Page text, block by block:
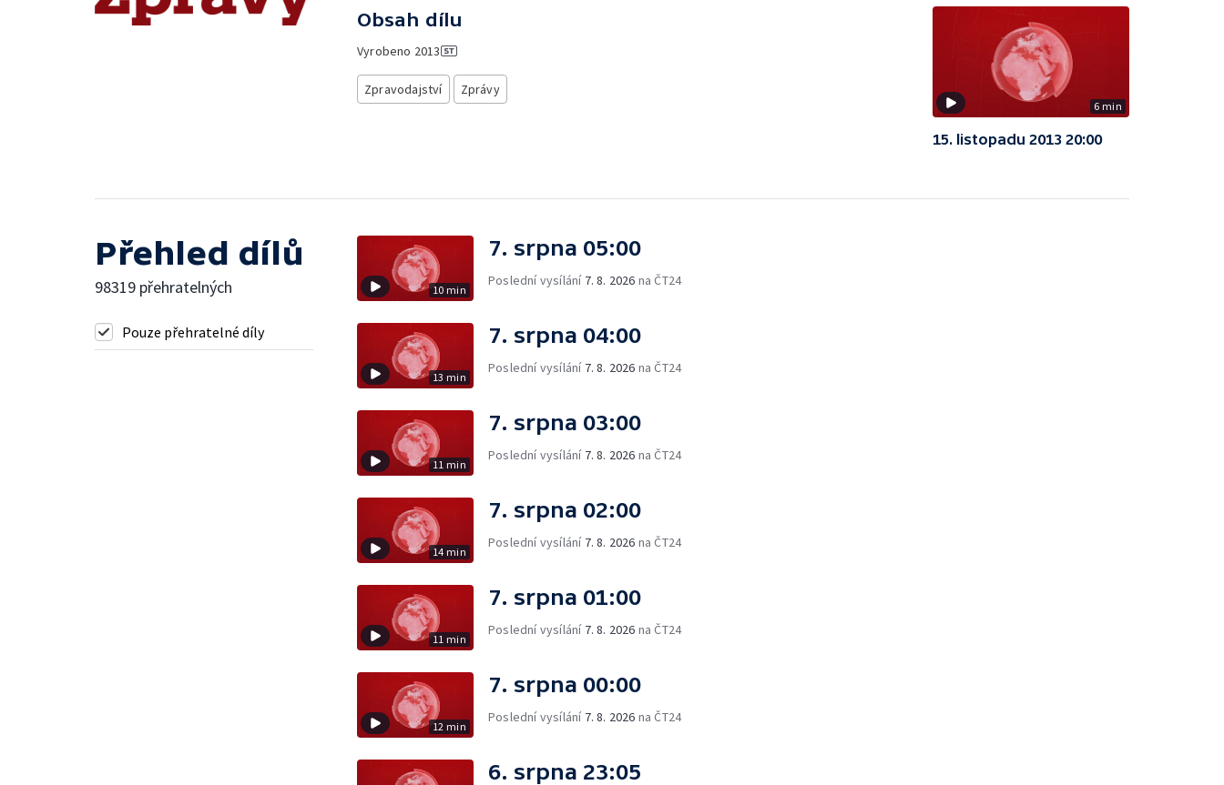
Obsah dílu
Vyrobeno 2013
Zpravodajství Zprávy
6 min
15. listopadu 2013 20:00
Přehled dílů
98319 přehratelných
Pouze přehratelné díly
10 min
7. srpna 05:00
Poslední vysílání 7. 8. 2026 na ČT24
13 min
7. srpna 04:00
Poslední vysílání 7. 8. 2026 na ČT24
11 min
7. srpna 03:00
Poslední vysílání 7. 8. 2026 na ČT24
14 min
7. srpna 02:00
Poslední vysílání 7. 8. 2026 na ČT24
11 min
7. srpna 01:00
Poslední vysílání 7. 8. 2026 na ČT24
12 min
7. srpna 00:00
Poslední vysílání 7. 8. 2026 na ČT24
6. srpna 23:05